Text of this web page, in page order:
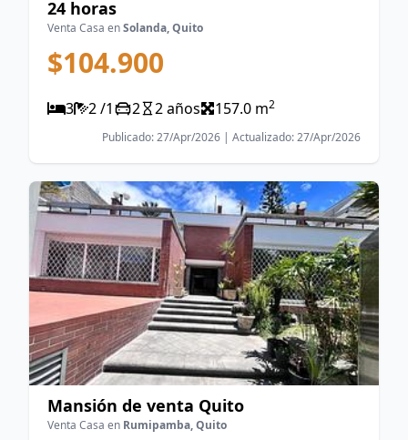
24 horas
Venta Casa enSolanda, Quito
$104.900
3 2 /1 2 2 años 157.0 m2
Publicado: 27/Apr/2026 | Actualizado: 27/Apr/2026
Mansión de venta Quito
Venta Casa en Rumipamba, Quito